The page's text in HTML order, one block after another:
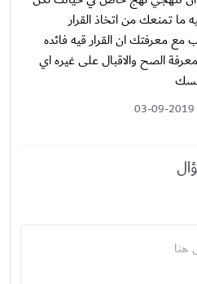
تمنعك من اتخاذ القرار
معرفتك ان القرار قيه فائده
الصح والاقبال على غيره اي
03-09-2019
هنا